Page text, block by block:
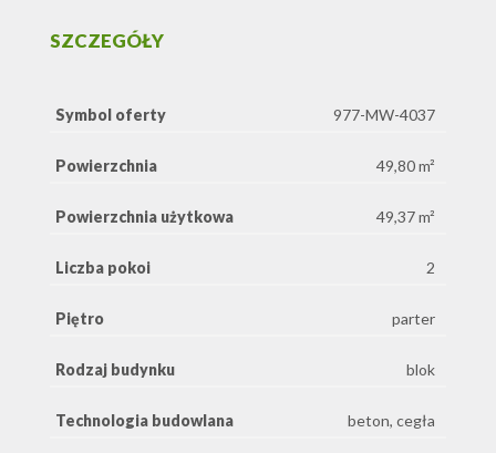
SZCZEGÓŁY
Symbol oferty 977-MW-4037
Powierzchnia 49,80 m²
Powierzchnia użytkowa 49,37 m²
Liczba pokoi 2
Piętro parter
Rodzaj budynku blok
Technologia budowlana beton, cegła